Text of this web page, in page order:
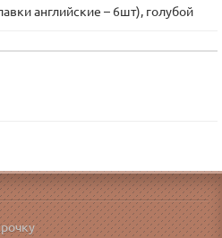
английские – 6шт), голубой